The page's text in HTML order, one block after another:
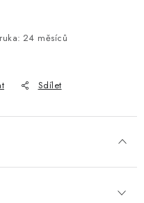
A BATERIÍ
: 24 měsíců
Sdílet